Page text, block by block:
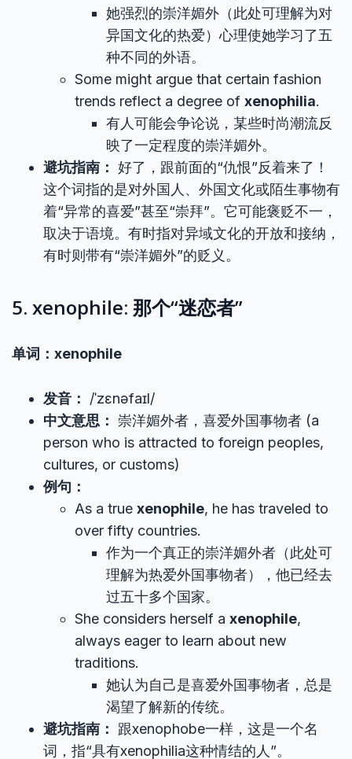
她强烈的崇洋媚外（此处可理解为对
异国文化的热爱）心理使她学习了五
种不同的外语。
Some might argue that certain fashion
trends reflect a degree of xenophilia.
有人可能会争论说，某些时尚潮流反
映了一定程度的崇洋媚外。
避坑指南： 好了，跟前面的“仇恨”反着来了！
这个词指的是对外国人、外国文化或陌生事物有
着“异常的喜爱”甚至“崇拜”。它可能褒贬不一，
取决于语境。有时指对异域文化的开放和接纳，
有时则带有“崇洋媚外”的贬义。
5. xenophile: 那个“迷恋者”
单词：xenophile
发音：
/ˈzɛnəfaɪl/
中文意思：
崇洋媚外者，喜爱外国事物者 (a
person who is attracted to foreign peoples,
cultures, or customs)
例句：
As a true xenophile, he has traveled to
over fifty countries.
作为一个真正的崇洋媚外者（此处可
理解为热爱外国事物者），他已经去
过五十多个国家。
She considers herself a xenophile,
always eager to learn about new
traditions.
她认为自己是喜爱外国事物者，总是
渴望了解新的传统。
避坑指南：
跟xenophobe一样，这是一个名
词，指“具有xenophilia这种情结的人”。